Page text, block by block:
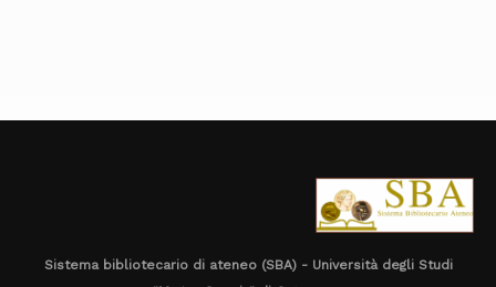
Sistema bibliotecario di ateneo (SBA) - Università degli Studi